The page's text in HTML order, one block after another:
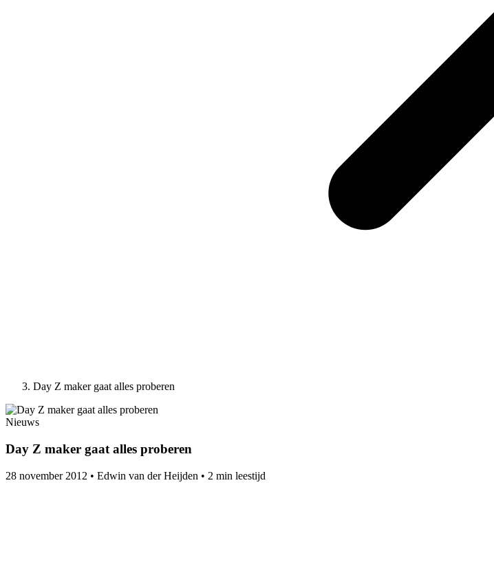
Day Z maker gaat alles proberen
Nieuws
Day Z maker gaat alles proberen
28 november 2012 • Edwin van der Heijden • 2 min leestijd